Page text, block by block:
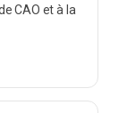
CAO et à la